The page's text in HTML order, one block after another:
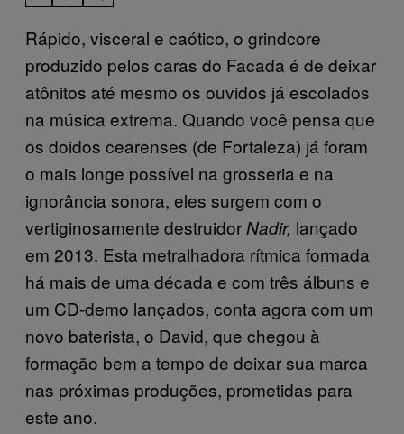
Rápido, visceral e caótico, o grindcore
produzido pelos caras do Facada é de deixar
atônitos até mesmo os ouvidos já escolados
na música extrema. Quando você pensa que
os doidos cearenses (de Fortaleza) já foram
o mais longe possível na grosseria e na
ignorância sonora, eles surgem com o
vertiginosamente destruidorNadir, lançado
em 2013. Esta metralhadora rítmica formada
há mais de uma década e com três álbuns e
um CD-demo lançados, conta agora com um
novo baterista, o David, que chegou à
formação bem a tempo de deixar sua marca
nas próximas produções, prometidas para
este ano.